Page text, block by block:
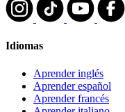
Idiomas
Aprender inglés
Aprender español
Aprender francés